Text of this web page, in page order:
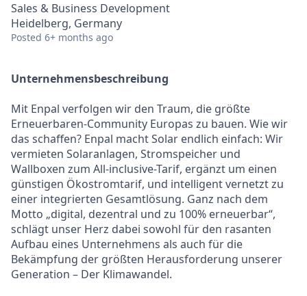
Sales & Business Development
Heidelberg, Germany
Posted 6+ months ago
Unternehmensbeschreibung
Mit Enpal verfolgen wir den Traum, die größte
Erneuerbaren-Community Europas zu bauen. Wie wir
das schaffen? Enpal macht Solar endlich einfach: Wir
vermieten Solaranlagen, Stromspeicher und
Wallboxen zum All-inclusive-Tarif, ergänzt um einen
günstigen Ökostromtarif, und intelligent vernetzt zu
einer integrierten Gesamtlösung. Ganz nach dem
Motto „digital, dezentral und zu 100% erneuerbar“,
schlägt unser Herz dabei sowohl für den rasanten
Aufbau eines Unternehmens als auch für die
Bekämpfung der größten Herausforderung unserer
Generation – Der Klimawandel.